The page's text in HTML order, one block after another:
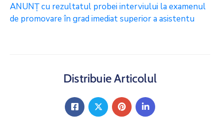
ANUNŢ cu rezultatul probei interviului la examenul
de promovare în grad imediat superior a asistentu
Distribuie Articolul